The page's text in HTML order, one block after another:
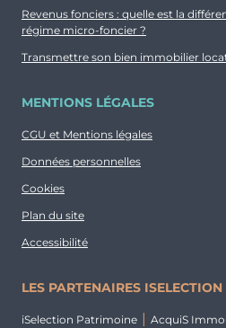
Revenus fonciers : quelle est la
régime micro-foncier ?
Transmettre son bien immobilier
MENTIONS LÉGALES
CGU et Mentions légales
Données personnelles
Cookies
Plan du site
Accessibilité
LES PARTENAIRES ISELECTION
iSelection Patrimoine AcquiS